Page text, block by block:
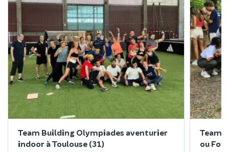
Team Building Olympiades aventurier
indoor à Toulouse (31)
Team
ou